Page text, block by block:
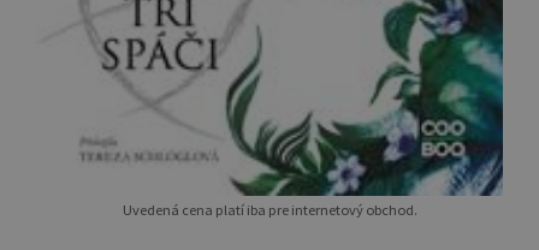
Uvedená cena platí iba pre internetový obchod.